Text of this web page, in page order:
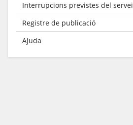
Interrupcions previstes del servei
Registre de publicació
Ajuda